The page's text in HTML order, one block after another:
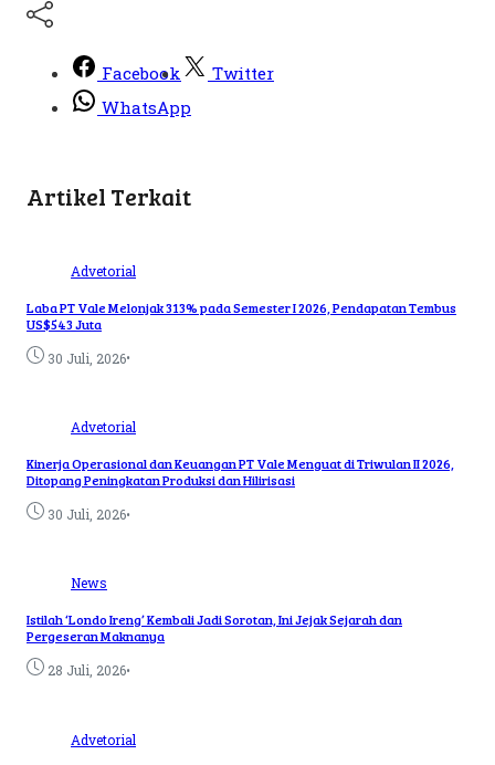
Facebook
Twitter
WhatsApp
Artikel Terkait
Advetorial
Laba PT Vale Melonjak 313% pada Semester I 2026, Pendapatan Tembus
US$543 Juta
30 Juli, 2026•
Advetorial
Kinerja Operasional dan Keuangan PT Vale Menguat di Triwulan II 2026,
Ditopang Peningkatan Produksi dan Hilirisasi
30 Juli, 2026•
News
Istilah ‘Londo Ireng’ Kembali Jadi Sorotan, Ini Jejak Sejarah dan
Pergeseran Maknanya
28 Juli, 2026•
Advetorial